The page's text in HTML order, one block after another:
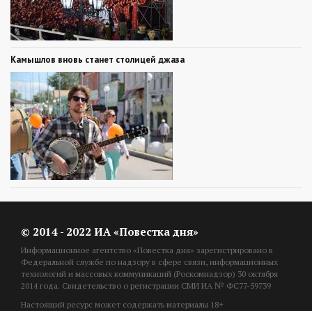
Камышлов вновь станет столицей джаза
© 2014 - 2022 ИА «Повестка дня»
Информационное агентство «Повестка дня» зарегистрировано в
Федеральной службе по надзору в сфере связи, информационных
технологий и массовых коммуникаций (Роскомнадзор) 30 октября
2014 года. Свидетельство о регистрации СМИ ИА № ФС77-59739
Настоящий ресурс может содержать материалы 18+